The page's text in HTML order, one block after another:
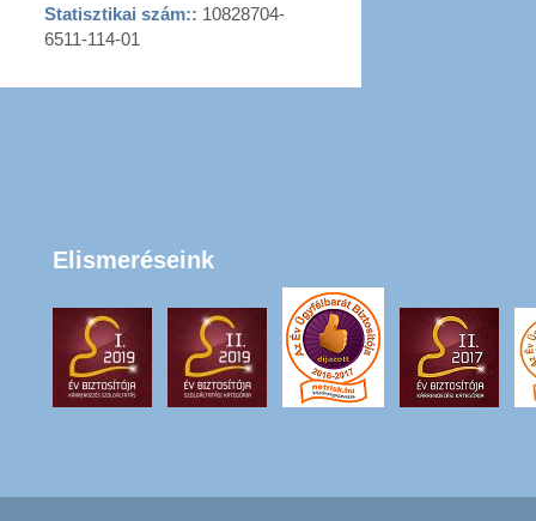
Statisztikai szám:: 10828704-
6511-114-01
Elismeréseink